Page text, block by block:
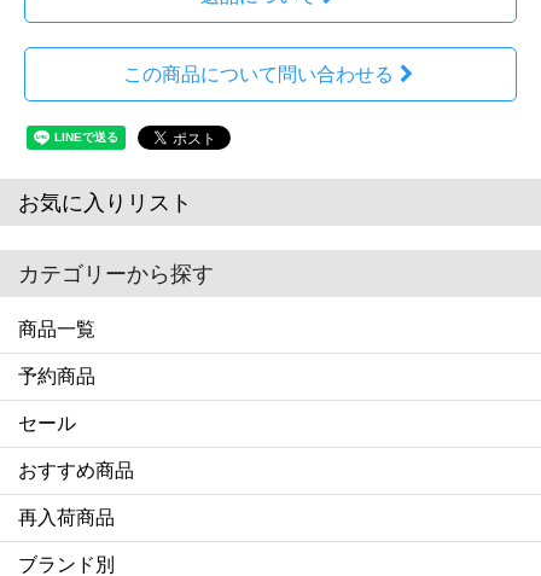
この商品について問い合わせる
お気に入りリスト
カテゴリーから探す
商品一覧
予約商品
セール
おすすめ商品
再入荷商品
ブランド別